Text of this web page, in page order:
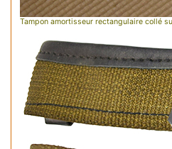
Tampon amortisseur rectangulaire collé